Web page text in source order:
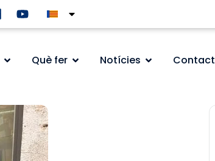
Què fer Notícies